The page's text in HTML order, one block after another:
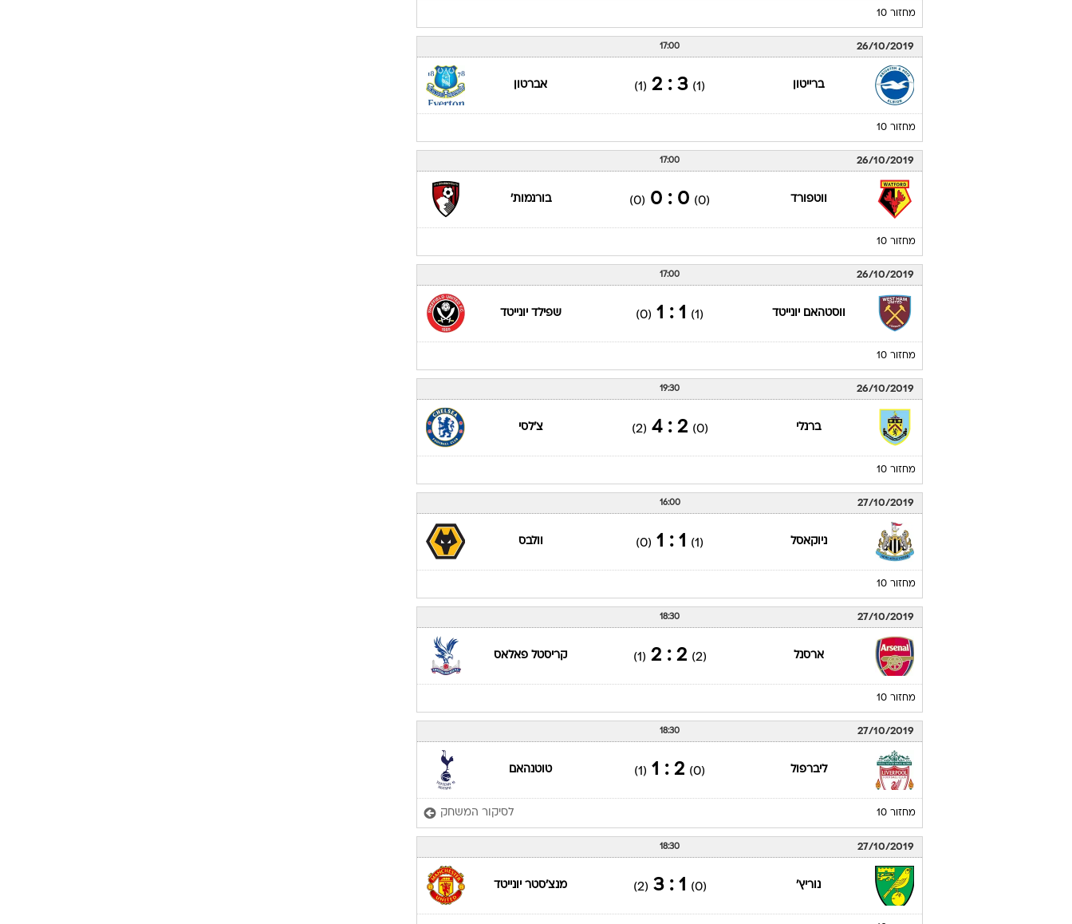
מחזור 10
26/10/2019
17:00
ברייטון (1)
3 : 2
(1) אברטון
מחזור 10
26/10/2019
17:00
ווטפורד (0)
0 : 0
(0) בורנמות'
מחזור 10
26/10/2019
17:00
ווסטהאם יונייטד (1)
1 : 1
(0) שפילד יונייטד
מחזור 10
26/10/2019
19:30
ברנלי (0)
2 : 4
(2) צ'לסי
מחזור 10
27/10/2019
16:00
ניוקאסל (1)
1 : 1
(0) וולבס
מחזור 10
27/10/2019
18:30
ארסנל (2)
2 : 2
(1) קריסטל פאלאס
מחזור 10
27/10/2019
18:30
ליברפול (0)
2 : 1
(1) טוטנהאם
מחזור 10 לסיקור המשחק
27/10/2019
18:30
נוריץ' (0)
1 : 3
(2) מנצ'סטר יונייטד